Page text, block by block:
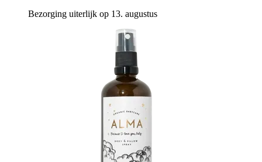
Bezorging uiterlijk op 13. augustus